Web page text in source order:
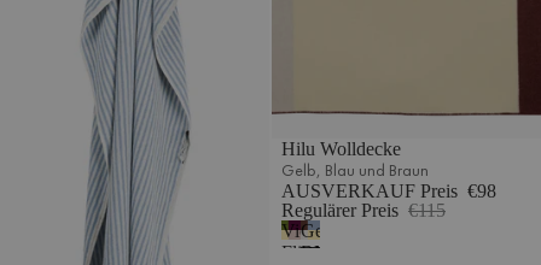
Hilu Wolldecke
Gelb, Blau und Braun
AUSVERKAUF Preis €98
Regulärer Preis €115
Violett,
Flieder
Gelb,
Blau